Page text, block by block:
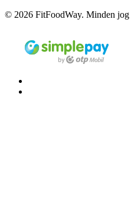
© 2026 FitFoodWay. Minden jog